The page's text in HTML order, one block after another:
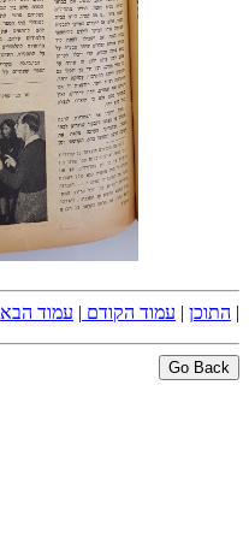
| התוכן | עמוד הקודם | עמוד הבא
Go Back